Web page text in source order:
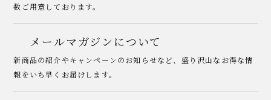
数ご用意しております。
メールマガジンについて
新商品の紹介やキャンペーンのお知らせなど、盛り沢山なお得な情
報をいち早くお届けします。